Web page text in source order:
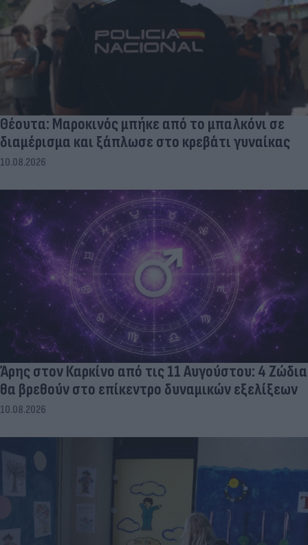
Θέουτα: Μαροκινός μπήκε από το μπαλκόνι σε
διαμέρισμα και ξάπλωσε στο κρεβάτι γυναίκας
10.08.2026
Άρης στον Καρκίνο από τις 11 Αυγούστου: 4 Ζώδια
θα βρεθούν στο επίκεντρο δυναμικών εξελίξεων
10.08.2026